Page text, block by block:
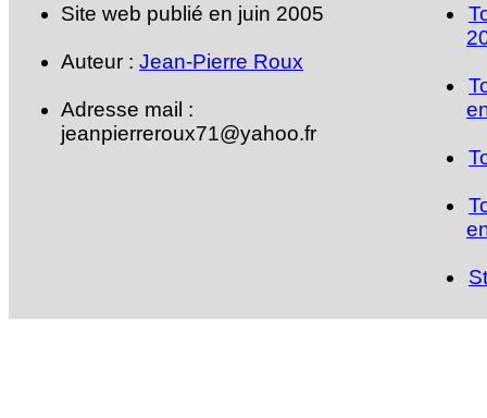
Site web publié en juin 2005
Auteur : Jean-Pierre Roux
Adresse mail :
jeanpierreroux71@yahoo.fr